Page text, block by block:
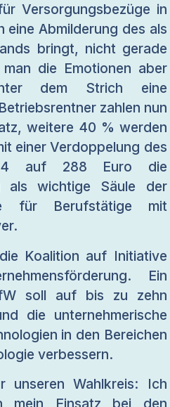
Versorgungsbezüge in
eine Abmilderung des als
bringt, nicht gerade
die Emotionen aber
dem Strich eine
zahlen nun
weitere 40 % werden
einer Verdoppelung des
auf 288 Euro die
als wichtige Säule der
für Berufstätige mit
Koalition auf Initiative
Ein
soll auf bis zu zehn
die unternehmerische
in den Bereichen
verbessern.
unseren Wahlkreis: Ich
mein Einsatz bei den